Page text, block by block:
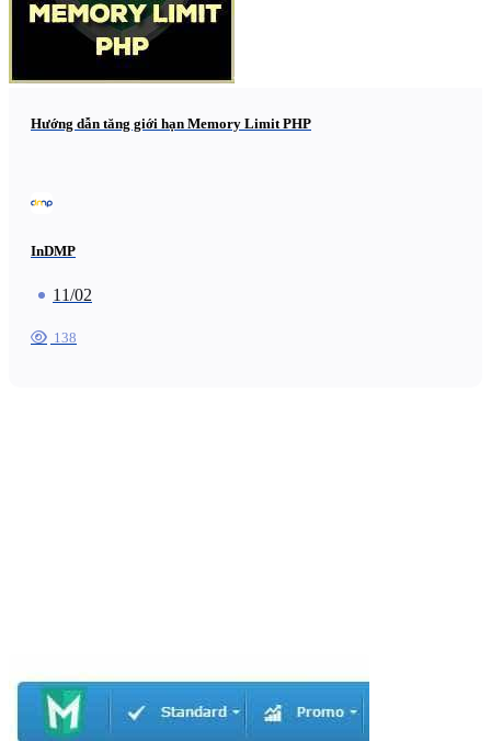
Hướng dẫn tăng giới hạn Memory Limit PHP
InDMP
11/02
138